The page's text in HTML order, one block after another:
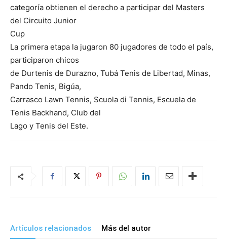
categoría obtienen el derecho a participar del Masters
del Circuito Junior
Cup
La primera etapa la jugaron 80 jugadores de todo el país,
participaron chicos
de Durtenis de Durazno, Tubá Tenis de Libertad, Minas,
Pando Tenis, Bigúa,
Carrasco Lawn Tennis, Scuola di Tennis, Escuela de
Tenis Backhand, Club del
Lago y Tenis del Este.
Artículos relacionados Más del autor